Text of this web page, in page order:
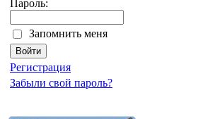
Пароль:
Запомнить меня
Регистрация
Забыли свой пароль?